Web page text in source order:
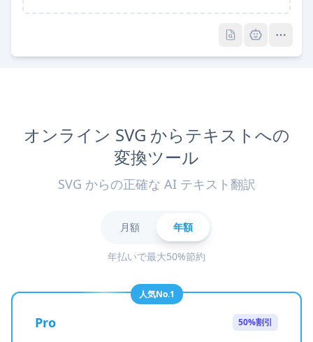
オンライン SVG からテキストへの
変換ツール
SVG からの正確な AI テキスト翻訳
月額 年額
年払いで最大50%節約
人気No.1
Pro 50%割引